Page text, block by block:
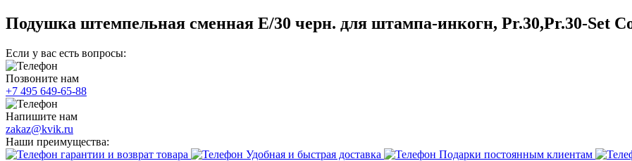
Подушка штемпельная сменная E/30 черн. для штампа-инкогн, Pr.30,Pr.30-Set
Если у вас есть вопросы:
Позвоните нам
+7 495 649-65-88
Напишите нам
zakaz@kvik.ru
Наши преимущества:
гарантии и возврат товара
Удобная и быстрая доставка Подарки постоянным клиентам